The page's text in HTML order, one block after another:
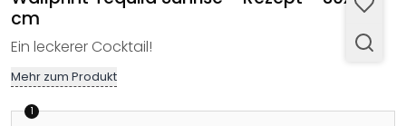
cm
Ein leckerer Cocktail!
Mehr zum Produkt
1